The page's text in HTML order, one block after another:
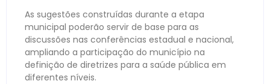
As sugestões construídas durante a etapa
municipal poderão servir de base para as
discussões nas conferências estadual e nacional,
ampliando a participação do município na
definição de diretrizes para a saúde pública em
diferentes níveis.